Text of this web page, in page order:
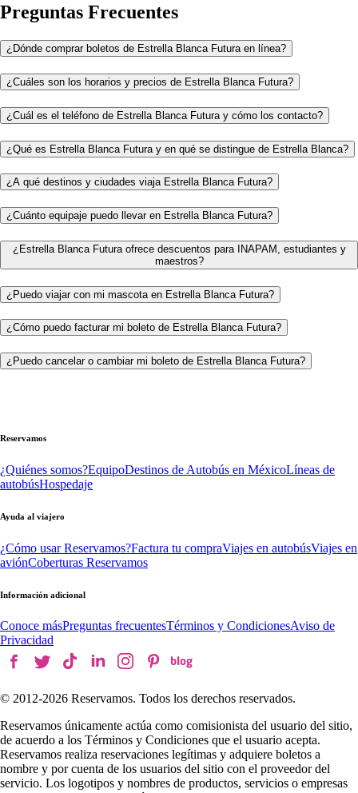
Preguntas Frecuentes
¿Dónde comprar boletos de Estrella Blanca Futura en línea?
¿Cuáles son los horarios y precios de Estrella Blanca Futura?
¿Cuál es el teléfono de Estrella Blanca Futura y cómo los contacto?
¿Qué es Estrella Blanca Futura y en qué se distingue de Estrella Blanca?
¿A qué destinos y ciudades viaja Estrella Blanca Futura?
¿Cuánto equipaje puedo llevar en Estrella Blanca Futura?
¿Estrella Blanca Futura ofrece descuentos para INAPAM, estudiantes y
maestros?
¿Puedo viajar con mi mascota en Estrella Blanca Futura?
¿Cómo puedo facturar mi boleto de Estrella Blanca Futura?
¿Puedo cancelar o cambiar mi boleto de Estrella Blanca Futura?
Reservamos
¿Quiénes somos?EquipoDestinos de Autobús en MéxicoLíneas de
autobúsHospedaje
Ayuda al viajero
¿Cómo usar Reservamos?Factura tu compraViajes en autobúsViajes en
aviónCoberturas Reservamos
Información adicional
Conoce másPreguntas frecuentesTérminos y CondicionesAviso de
Privacidad
© 2012-2026 Reservamos. Todos los derechos reservados.
Reservamos únicamente actúa como comisionista del usuario del sitio,
de acuerdo a los Términos y Condiciones que el usuario acepta.
Reservamos realiza reservaciones legítimas y adquiere boletos a
nombre y por cuenta de los usuarios del sitio con el proveedor del
servicio. Los logotipos y nombres de productos, servicios o empresas